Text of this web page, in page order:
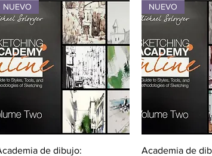
Vista rápida
NUEVO
de dibujo:
Vista
NUEVO
Academia de